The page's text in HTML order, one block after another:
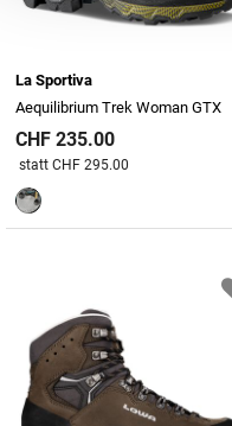
La Sportiva
Aequilibrium Trek Woman GTX
CHF 235.00
Preis reduziert von
statt CHF 295.00